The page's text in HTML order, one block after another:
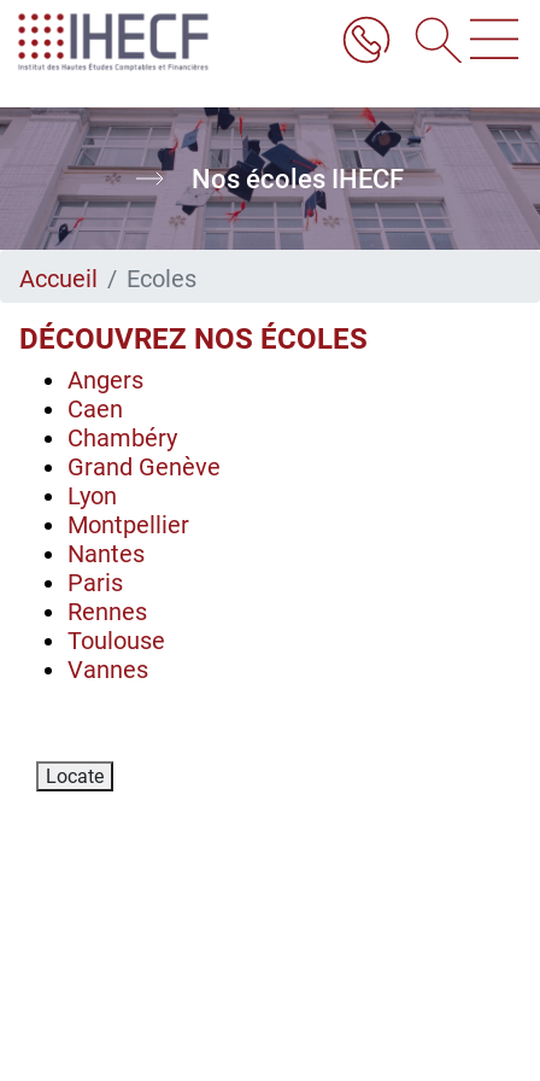
Aller
au
contenu
Nos écoles IHECF
Accueil Ecoles
DÉCOUVREZ NOS ÉCOLES
Angers
Caen
Chambéry
Grand Genève
Lyon
Montpellier
Nantes
Paris
Rennes
Toulouse
Vannes
Locate